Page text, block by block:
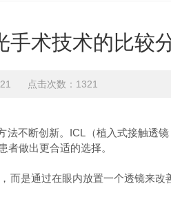
手术技术的比较
21 点击次数：1321
断创新。ICL（植入式接触透
做出更合适的选择。
是通过在眼内放置一个透镜来改